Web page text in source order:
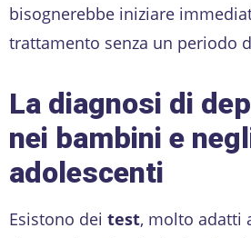
bisognerebbe iniziare
trattamento senza un periodo
La diagnosi di
nei bambini e
adolescenti
Esistono dei test, molto adatti